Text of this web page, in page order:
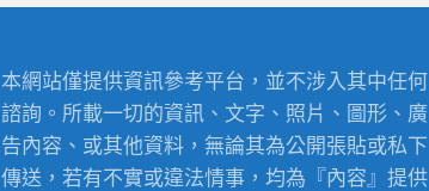
本網站僅提供資訊參考平台，並不涉入其中任何
諮詢。所載一切的資訊、文字、照片、圖形、廣
告內容、或其他資料，無論其為公開張貼或私下
傳送，若有不實或違法情事，均為『內容』提供